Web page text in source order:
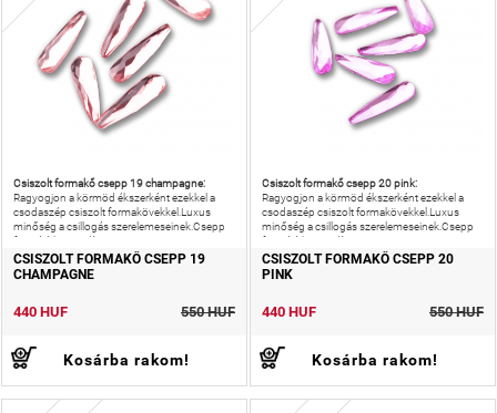
Csiszolt formakő csepp 19 champagne:
Ragyogjon a körmöd ékszerként ezekkel a
csodaszép csiszolt formakövekkel.Luxus
minőség a csillogás szerelemeseinek.Csepp
formájú körömdísz.
CSISZOLT FORMAKŐ CSEPP 19
CHAMPAGNE
440 HUF 550 HUF
Kosárba rakom!
Csiszolt formakő csepp 20 pink:
Ragyogjon a körmöd ékszerként ezekkel a
csodaszép csiszolt formakövekkel.Luxus
minőség a csillogás szerelemeseinek.Csepp
formájú körömdísz.
CSISZOLT FORMAKŐ CSEPP 20
PINK
440 HUF 550 HUF
Kosárba rakom!